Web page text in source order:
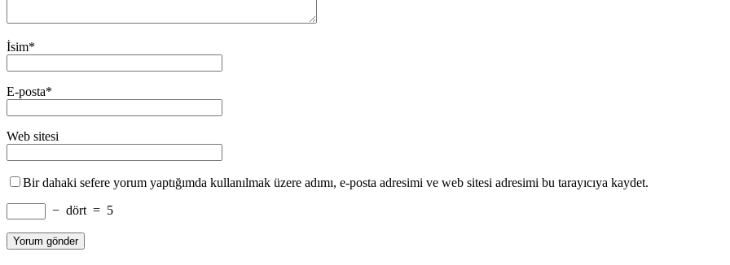
İsim*
E-posta*
Web sitesi
Bir dahaki sefere yorum yaptığımda kullanılmak üzere adımı, e-posta adresimi ve web sitesi adresimi bu tarayıcıya kaydet.
− dört = 5